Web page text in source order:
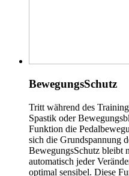
BewegungsSchutz
Tritt während des
Spastik oder
Funktion die
sich die Grundspannung
BewegungsSchutz bleibt
automatisch jeder
optimal sensibel. Diese